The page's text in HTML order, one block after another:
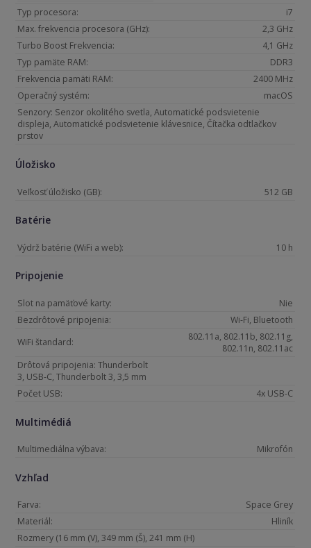
Typ procesora:
i7
Max. frekvencia procesora (GHz):
2,3 GHz
Turbo Boost Frekvencia:
4,1 GHz
Typ pamäte RAM:
DDR3
Frekvencia pamäti RAM:
2400 MHz
Operačný systém:
macOS
Senzory: Senzor okolitého svetla, Automatické podsvietenie
displeja, Automatické podsvietenie klávesnice, Čítačka odtlačkov
prstov
Úložisko
Veľkosť úložisko (GB): 512 GB
Batérie
Výdrž batérie (WiFi a web): 10 h
Pripojenie
Slot na pamäťové karty:
Nie
Bezdrôtové pripojenia:
Wi-Fi, Bluetooth
WiFi štandard:
802.11a, 802.11b, 802.11g,
802.11n, 802.11ac
Drôtová pripojenia: Thunderbolt
3, USB-C, Thunderbolt 3, 3,5 mm
Počet USB:
4x USB-C
Multimédiá
Multimediálna výbava: Mikrofón
Vzhľad
Farva:
Space Grey
Materiál:
Hliník
Rozmery (16 mm (V), 349 mm (Š), 241 mm (H)